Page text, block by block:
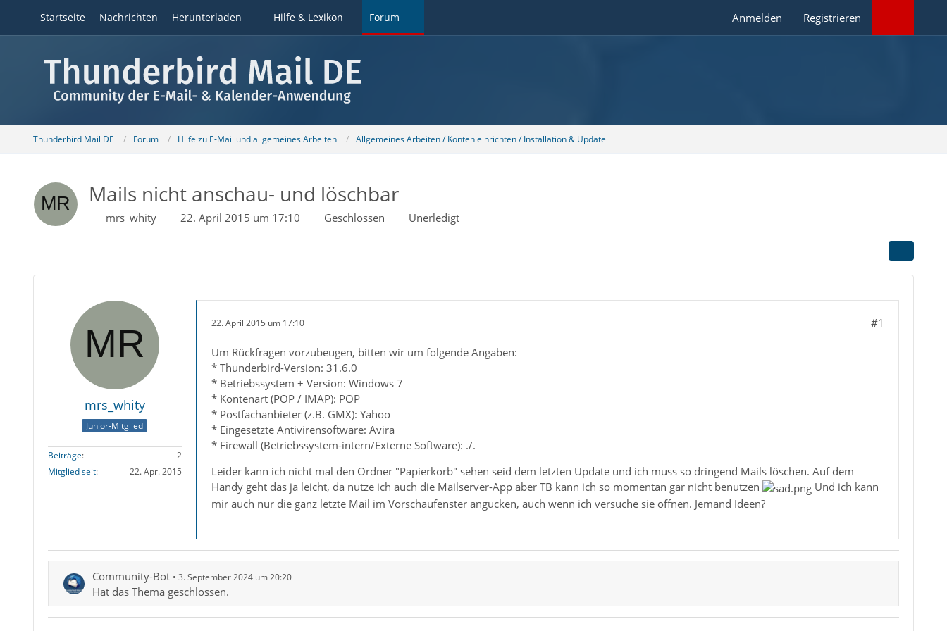
Startseite Nachrichten Herunterladen Hilfe & Lexikon Forum Anmelden Registrieren
Thunderbird Mail DE Forum Hilfe zu E-Mail und allgemeines Arbeiten Allgemeines Arbeiten / Konten einrichten / Installation & Update
Mails nicht anschau- und löschbar
mrs_whity 22. April 2015 um 17:10 Geschlossen Unerledigt
mrs_whity
Junior-Mitglied
Beiträge
2
Mitglied seit
22. Apr. 2015
22. April 2015 um 17:10 #1
Um Rückfragen vorzubeugen, bitten wir um folgende Angaben:
* Thunderbird-Version: 31.6.0
* Betriebssystem + Version: Windows 7
* Kontenart (POP / IMAP): POP
* Postfachanbieter (z.B. GMX): Yahoo
* Eingesetzte Antivirensoftware: Avira
* Firewall (Betriebssystem-intern/Externe Software): ./.
Leider kann ich nicht mal den Ordner "Papierkorb" sehen seid dem letzten Update und ich muss so dringend Mails löschen. Auf dem
Handy geht das ja leicht, da nutze ich auch die Mailserver-App aber TB kann ich so momentan gar nicht benutzen
Und ich kann
mir auch nur die ganz letzte Mail im Vorschaufenster angucken, auch wenn ich versuche sie öffnen. Jemand Ideen?
Community-Bot 3. September 2024 um 20:20
Hat das Thema geschlossen.